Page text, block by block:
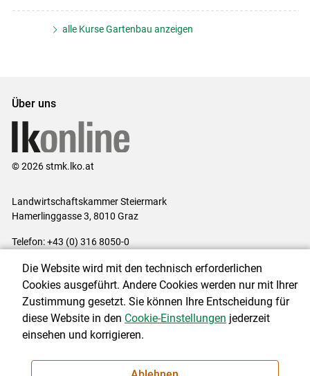
alle Kurse Gartenbau anzeigen
Über uns
© 2026 stmk.lko.at
Landwirtschaftskammer Steiermark
Hamerlinggasse 3, 8010 Graz
Telefon: +43 (0) 316 8050-0
Impressum|Kontakt|Datenschutzerklärung|Barrierefreiheit|
Cookie-Einstellungen
NEWSLETTER
Die Website wird mit den technisch erforderlichen
Cookies ausgeführt. Andere Cookies werden nur mit Ihrer
Zustimmung gesetzt. Sie können Ihre Entscheidung für
diese Website in den Cookie-Einstellungen jederzeit
einsehen und korrigieren.